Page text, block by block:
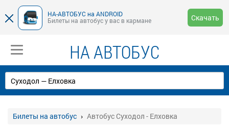
НА-АВТОБУС на ANDROID
Билеты на автобус у вас в кармане
Скачать
НА АВТОБУС
Билеты на автобус Автобус Суходол - Елховка